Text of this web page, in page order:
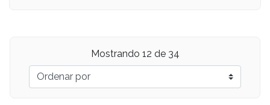
Mostrando 12 de 34